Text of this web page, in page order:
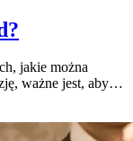
jakie można
ważne jest, aby…